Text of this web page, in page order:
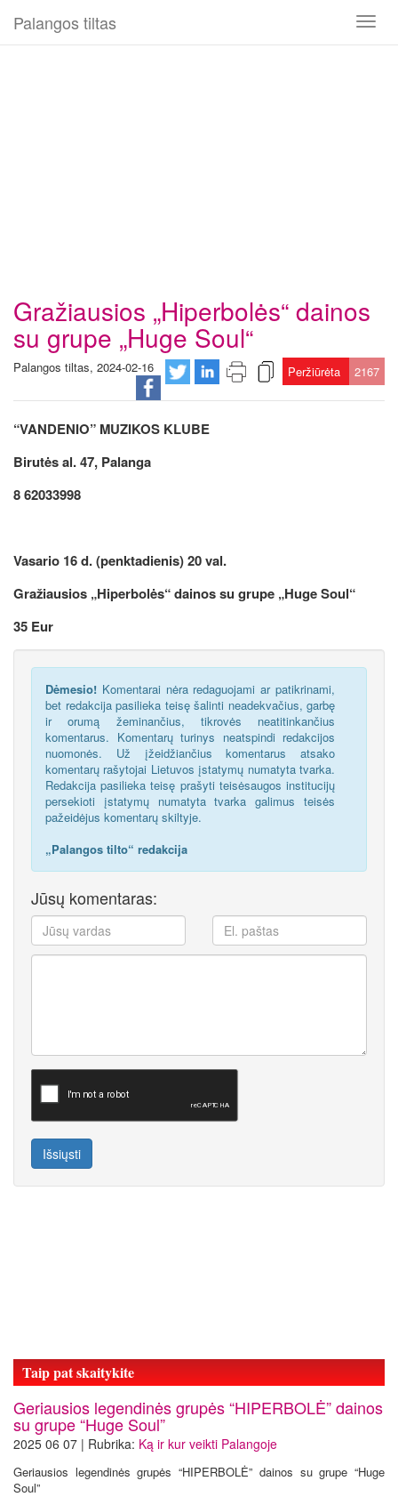
Toggle
Palangos tiltas
Gražiausios „Hiperbolės“ dainos
su grupe „Huge Soul“
Palangos tiltas, 2024-02-16 Peržiūrėta 2167
“VANDENIO” MUZIKOS KLUBE
Birutės al. 47, Palanga
8 62033998
Vasario 16 d. (penktadienis) 20 val.
Gražiausios „Hiperbolės“ dainos su grupe „Huge Soul“
35 Eur
Dėmesio! Komentarai nėra redaguojami ar patikrinami,
bet redakcija pasilieka teisę šalinti neadekvačius, garbę
ir orumą žeminančius, tikrovės neatitinkančius
komentarus. Komentarų turinys neatspindi redakcijos
nuomonės. Už įžeidžiančius komentarus atsako
komentarų rašytojai Lietuvos įstatymų numatyta tvarka.
Redakcija pasilieka teisę prašyti teisėsaugos institucijų
persekioti įstatymų numatyta tvarka galimus teisės
pažeidėjus komentarų skiltyje.
„Palangos tilto“ redakcija
Jūsų komentaras:
Išsiųsti
Taip pat skaitykite
Geriausios legendinės grupės “HIPERBOLĖ” dainos
su grupe “Huge Soul”
2025 06 07 | Rubrika: Ką ir kur veikti Palangoje
Geriausios legendinės grupės “HIPERBOLĖ” dainos su grupe “Huge
Soul”